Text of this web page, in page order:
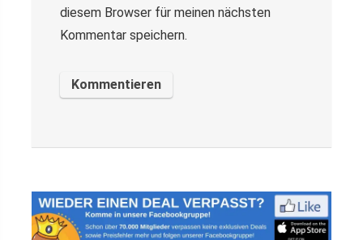
diesem Browser für meinen nächsten
Kommentar speichern.